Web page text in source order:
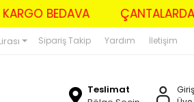
KARGO BEDAVA
Sipariş Takip Yardım İletişim
Teslimat